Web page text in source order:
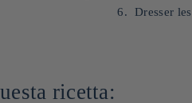
Dresser
ricetta: